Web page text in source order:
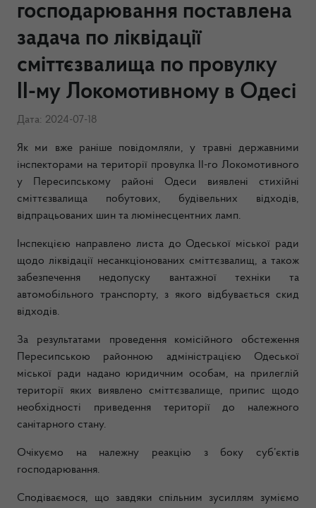
господарювання поставлена
задача по ліквідації
сміттєзвалища по провулку
ІІ-му Локомотивному в Одесі
Дата: 2024-07-18
Як ми вже раніше повідомляли, у травні державними
інспекторами на території провулка ІІ-го Локомотивного
у Пересипському районі Одеси виявлені стихійні
сміттєзвалища побутових, будівельних відходів,
відпрацьованих шин та люмінесцентних ламп.
Інспекцією направлено листа до Одеської міської ради
щодо ліквідації несанкціонованих сміттєзвалищ, а також
забезпечення недопуску вантажної техніки та
автомобільного транспорту, з якого відбувається скид
відходів.
За результатами проведення комісійного обстеження
Пересипською районною адміністрацією Одеської
міської ради надано юридичним особам, на прилеглій
території яких виявлено сміттєзвалище, припис щодо
необхідності приведення території до належного
санітарного стану.
Очікуємо на належну реакцію з боку суб’єктів
господарювання.
Сподіваємося, що завдяки спільним зусиллям зуміємо